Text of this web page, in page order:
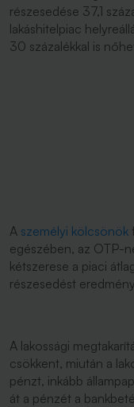
részesedése 37,1
lakáshitelpiac
30 százalékkal is
A személyi kölcsönök
egészében, az OTP-
kétszerese a piaci
részesedést
A lakossági
csökkent, miután a
pénzt, inkább
át a pénzét a